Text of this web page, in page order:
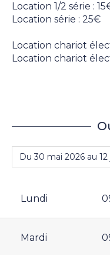
Location 1/2 série :
Location série : 25€
Location chariot
Location chariot
Lundi
Mardi